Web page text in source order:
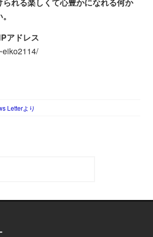
い。
アドレス
Letterより